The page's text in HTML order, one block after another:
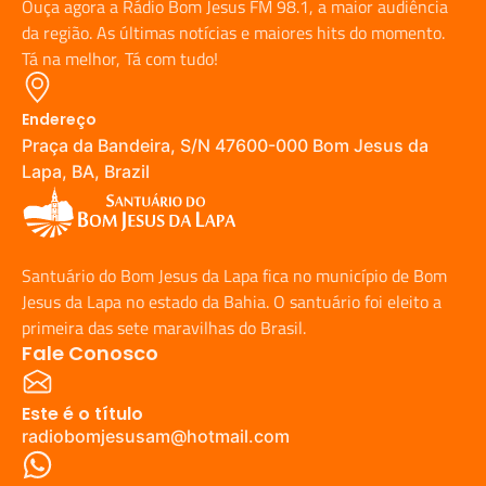
Ouça agora a Rádio Bom Jesus FM 98.1, a maior audiência
da região. As últimas notícias e maiores hits do momento.
Tá na melhor, Tá com tudo!
Endereço
Praça da Bandeira, S/N 47600-000 Bom Jesus da
Lapa, BA, Brazil
Santuário do Bom Jesus da Lapa fica no município de Bom
Jesus da Lapa no estado da Bahia. O santuário foi eleito a
primeira das sete maravilhas do Brasil.
Fale Conosco
Este é o título
radiobomjesusam@hotmail.com